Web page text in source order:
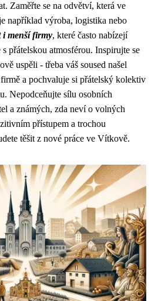
Zaměřte se na odvětví, která ve
například výroba, logistika nebo
i menší firmy, které často nabízejí
přátelskou atmosférou. Inspirujte se
uspěli - třeba váš soused našel
a pochvaluje si přátelský kolektiv
Nepodceňujte sílu osobních
a známých, zda neví o volných
přístupem a trochou
těšit z nové práce ve Vítkově.